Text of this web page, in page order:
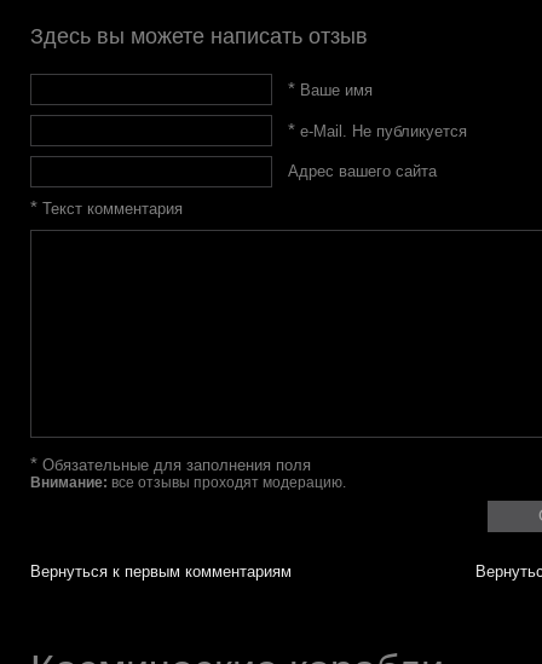
Здесь вы можете написать отзыв
*Ваше имя
*e-Mail. Не публикуется
Адрес вашего сайта
* Текст комментария
* Обязательные для заполнения поля
Внимание: все отзывы проходят модерацию.
Вернуться к первым комментариям